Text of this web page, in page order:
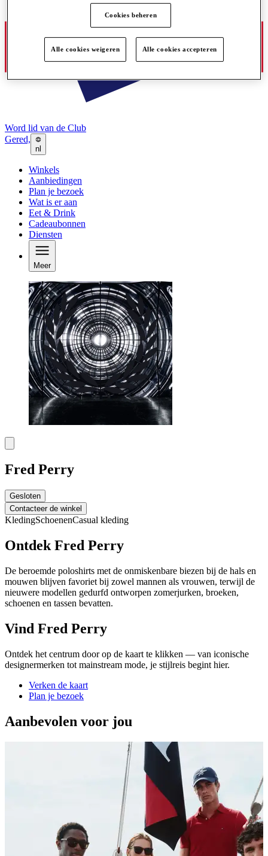
Word lid van de Club
Gered,
nl
Winkels
Aanbiedingen
Plan je bezoek
Wat is er aan
Eet & Drink
Cadeaubonnen
Diensten
Meer
Fred Perry
Gesloten
Contacteer de winkel
KledingSchoenenCasual kleding
Ontdek Fred Perry
De beroemde poloshirts met de onmiskenbare biezen bij de hals en
mouwen blijven favoriet bij zowel mannen als vrouwen, terwijl de
nieuwere modellen gedurfd ontworpen zomerjurken, broeken,
schoenen en tassen bevatten.
Vind Fred Perry
Ontdek het centrum door op de kaart te klikken — van iconische
designermerken tot mainstream mode, je stijlreis begint hier.
Verken de kaart
Plan je bezoek
Aanbevolen voor jou
Cookies beheren
Alle cookies weigeren Alle cookies accepteren